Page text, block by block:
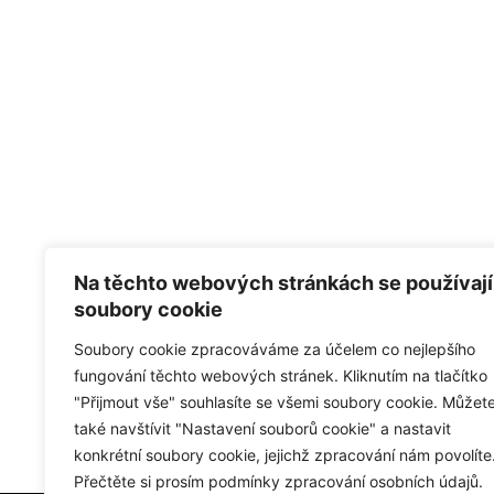
Na těchto webových stránkách se používají
soubory cookie
Soubory cookie zpracováváme za účelem co nejlepšího
fungování těchto webových stránek. Kliknutím na tlačítko
"Přijmout vše" souhlasíte se všemi soubory cookie.
také navštívit "Nastavení souborů cookie" a nastavit
konkrétní soubory cookie, jejichž zpracování nám
Přečtěte si prosím podmínky zpracování osobních údajů.